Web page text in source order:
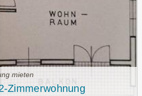
mieten
Zimmerwohnung